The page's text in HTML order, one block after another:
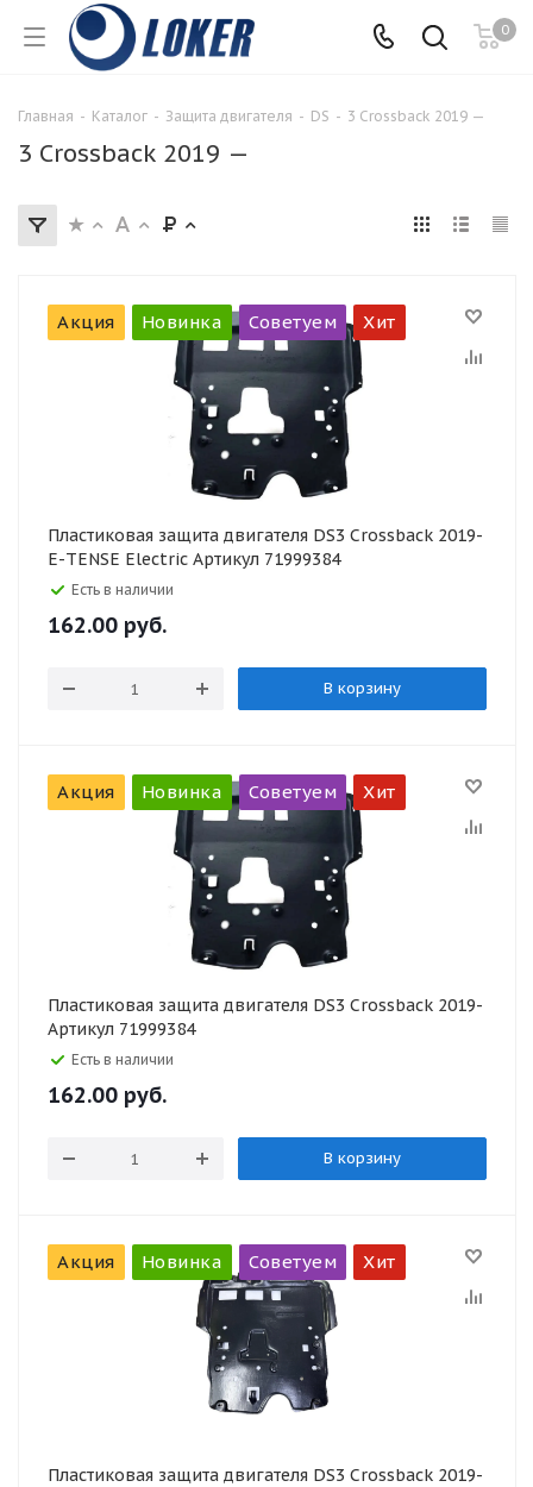
0
Главная - Каталог - Защита двигателя - DS - 3 Crossback 2019 —
3 Crossback 2019 —
Акция Новинка Советуем Хит
Пластиковая защита двигателя DS3 Crossback 2019-
E-TENSE Electric Артикул 71999384
Есть в наличии
162.00 руб.
В корзину
Акция Новинка Советуем Хит
Пластиковая защита двигателя DS3 Crossback 2019-
Артикул 71999384
Есть в наличии
162.00 руб.
В корзину
Акция Новинка Советуем Хит
Пластиковая защита двигателя DS3 Crossback 2019-